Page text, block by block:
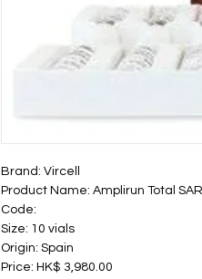
Brand: Vircell
Product Name: Amplirun Total
Code:
Size: 10 vials
Origin: Spain
Price: HK$ 3,980.00